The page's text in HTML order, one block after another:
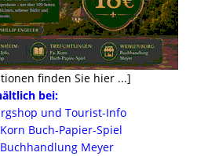
finden Sie hier ...]
bei:
und Tourist-Info
Buch-Papier-Spiel
Meyer